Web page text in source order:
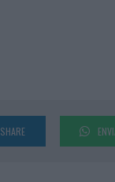
SHARE